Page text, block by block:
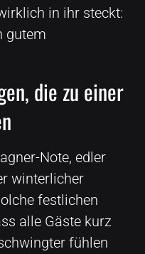
in ihr steckt:
gutem
die zu einer
Note, edler
winterlicher
festlichen
alle Gäste kurz
fühlen